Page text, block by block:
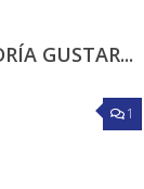
GUSTAR...
1